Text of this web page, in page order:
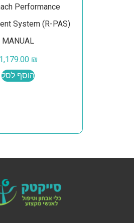
Performance
System (R-PAS)
MANUAL
1,179.00 ₪
הוסף לסל